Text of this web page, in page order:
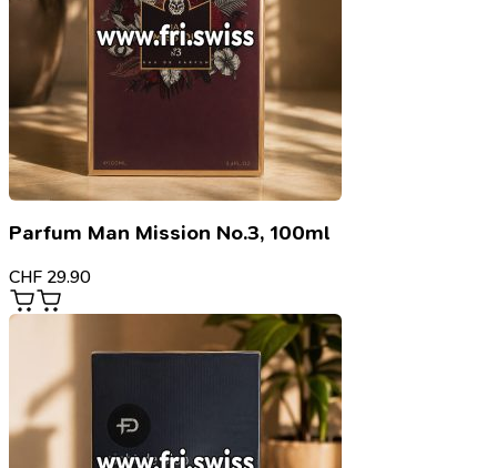
Parfum Man Mission No.3, 100ml
CHF 29.90